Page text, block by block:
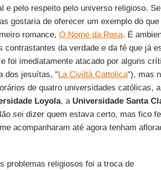
e pelo respeito pelo universo religioso.
gostaria de oferecer um exemplo do que
romance, O Nome da Rosa. É
da verdade e da fé que já
foi imediatamente atacado por alguns
dos jesuítas, "La Civiltà Cattolica"), mas
de quatro universidades católicas, a
Loyola, a Universidade Santa
sei dizer quem estava certo, mas fico
acompanharam até agora tenham
problemas religiosos foi a troca de